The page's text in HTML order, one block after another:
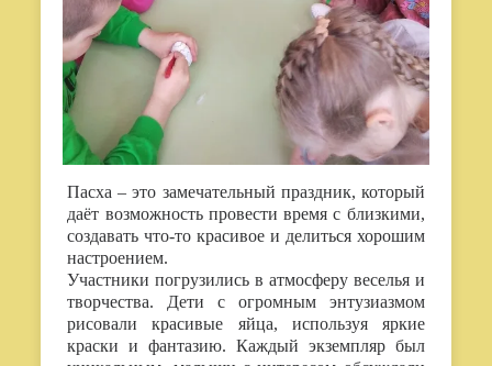
Пасха – это замечательный праздник, который
даёт возможность провести время с близкими,
создавать что-то красивое и делиться хорошим
настроением.
Участники погрузились в атмосферу веселья и
творчества. Дети с огромным энтузиазмом
рисовали красивые яйца, используя яркие
краски и фантазию. Каждый экземпляр был